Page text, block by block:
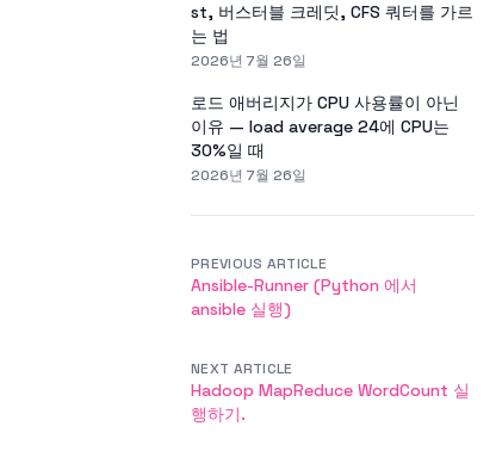
st, 버스터블 크레딧, CFS 쿼터를 가르
는 법
2026년 7월 26일
로드 애버리지가 CPU 사용률이 아닌
이유 — load average 24에 CPU는
30%일 때
2026년 7월 26일
PREVIOUS ARTICLE
Ansible-Runner (Python 에서
ansible 실행)
NEXT ARTICLE
Hadoop MapReduce WordCount 실
행하기.